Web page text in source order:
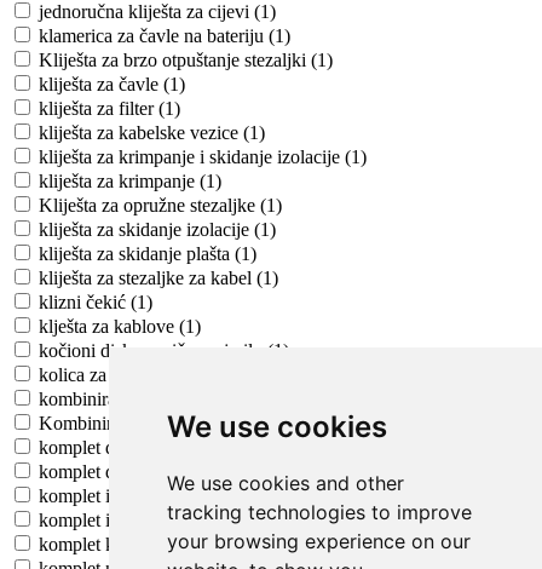
We use cookies
We use cookies and other
tracking technologies to improve
your browsing experience on our
jednoručna kliješta za cijevi (1)
klamerica za čavle na bateriju (1)
Kliješta za brzo otpuštanje stezaljki (1)
kliješta za čavle (1)
kliješta za filter (1)
kliješta za kabelske vezice (1)
kliješta za krimpanje i skidanje izolacije (1)
kliješta za krimpanje (1)
Kliješta za opružne stezaljke (1)
kliješta za skidanje izolacije (1)
kliješta za skidanje plašta (1)
kliješta za stezaljke za kabel (1)
klizni čekić (1)
klješta za kablove (1)
kočioni disk-pomično mjerilo (1)
kolica za stepenice (1)
kombinirana strugalica (1)
Kombinirani ekstraktor tekućine (1)
komplet dlijeta (1)
komplet duplih prstenastih ključeva (1)
komplet iglastih turpija (1)
komplet inbus ključeva (1)
komplet kliješti za slijepe zakovice (1)